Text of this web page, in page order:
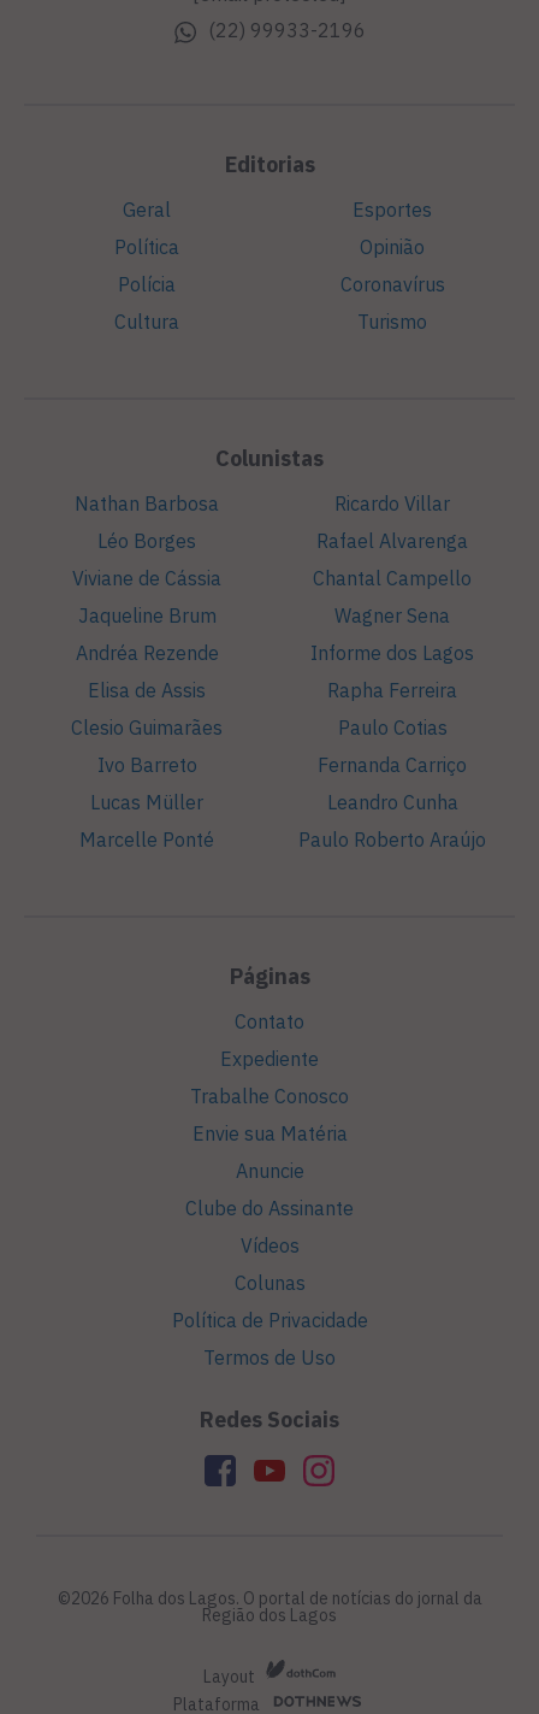
(22) 99933-2196
Editorias
Geral
Política
Polícia
Cultura
Esportes
Opinião
Coronavírus
Turismo
Colunistas
Nathan Barbosa
Léo Borges
Viviane de Cássia
Jaqueline Brum
Andréa Rezende
Elisa de Assis
Clesio Guimarães
Ivo Barreto
Lucas Müller
Marcelle Ponté
Ricardo Villar
Rafael Alvarenga
Chantal Campello
Wagner Sena
Informe dos Lagos
Rapha Ferreira
Paulo Cotias
Fernanda Carriço
Leandro Cunha
Paulo Roberto Araújo
Páginas
Contato
Expediente
Trabalhe Conosco
Envie sua Matéria
Anuncie
Clube do Assinante
Vídeos
Colunas
Política de Privacidade
Termos de Uso
Redes Sociais
©2026 Folha dos Lagos. O portal de notícias do jornal da
Região dos Lagos
Layout
Plataforma